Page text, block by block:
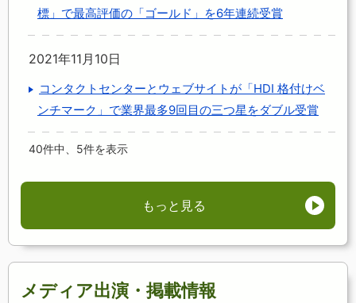
標」で最高評価の「ゴールド」を6年連続受賞
2021年11月10日
コンタクトセンターとウェブサイトが「HDI 格付けベ
ンチマーク」で業界最多9回目の三つ星をダブル受賞
40件中、5件を表示
もっと見る
メディア出演・掲載情報